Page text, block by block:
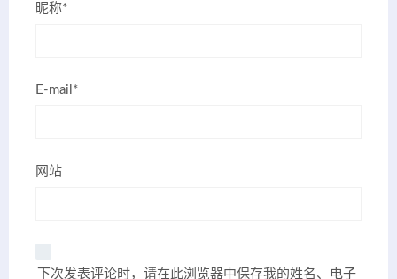
昵称*
E-mail*
网站
下次发表评论时，请在此浏览器中保存我的姓名、电子